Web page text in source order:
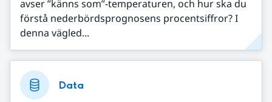
avser ”känns som”-temperaturen, och hur ska du
förstå nederbördsprognosens procentsiffror? I
denna vägled...
Data